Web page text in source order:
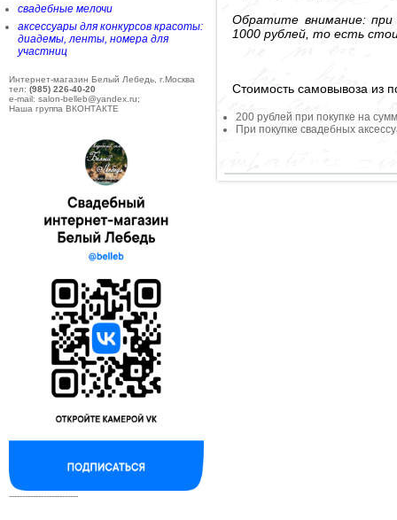
свадебные мелочи
аксессуары для конкурсов красоты:
диадемы, ленты, номера для
участниц
Интернет-магазин Белый Лебедь, г.Москва
тел: (985) 226-40-20
e-mail: salon-belleb@yandex.ru;
Наша группа ВКОНТАКТЕ
--------------------------
Обратите внимание: при
1000 рублей, то есть
Стоимость самовывоза из
200 рублей при покупке на
При покупке свадебных